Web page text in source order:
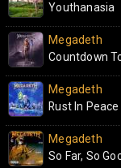
Youthanasia
Megadeth
Countdown
Megadeth
Rust In Peace
Megadeth
So Far, So